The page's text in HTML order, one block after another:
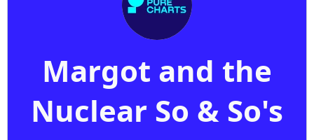
Margot and the
Nuclear So & So's